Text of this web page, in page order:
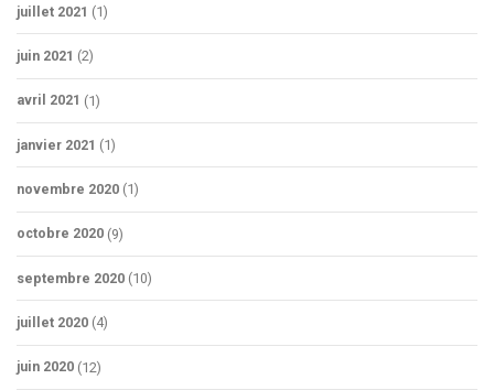
juillet 2021 (1)
juin 2021 (2)
avril 2021 (1)
janvier 2021 (1)
novembre 2020 (1)
octobre 2020 (9)
septembre 2020 (10)
juillet 2020 (4)
juin 2020 (12)